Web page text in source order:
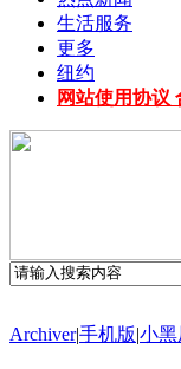
生活服务
更多
纽约
网站使用协议
Archiver|手机版|小黑